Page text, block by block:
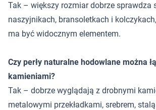
Tak – większy rozmiar dobrze sprawdza
naszyjnikach, bransoletkach i
ma być widocznym elementem.
Czy perły naturalne hodowlane można
kamieniami?
Tak – dobrze wyglądają z drobnymi
metalowymi przekładkami, srebrem,